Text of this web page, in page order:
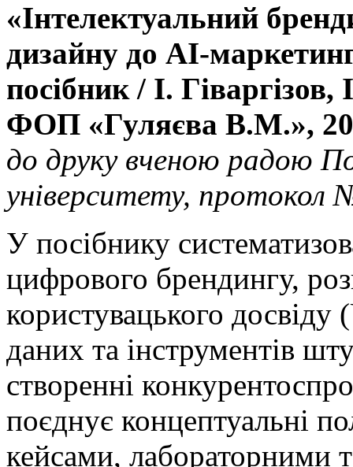
«Інтелектуальний
дизайну до AI-
посібник / І.
ФОП «Гуляєва В.М.»,
до друку вченою радою
університету, протокол
У посібнику
цифрового брендингу,
користувацького
даних та інструментів
створенні
поєднує концептуальні
кейсами, лабораторними